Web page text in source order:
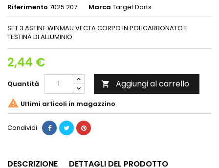
Riferimento 7025 207 Marca Target Darts
SET 3 ASTINE WINMAU VECTA CORPO IN POLICARBONATO E
TESTINA DI ALLUMINIO
2,44 €
Quantità  Aggiungi al carrello
 Ultimi articoli in magazzino
Condividi
DESCRIZIONE DETTAGLI DEL PRODOTTO